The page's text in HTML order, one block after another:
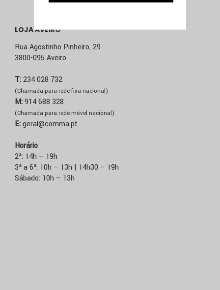
LOJA AVEIRO
Rua Agostinho Pinheiro, 29
3800-095 Aveiro
T:234 028 732
(Chamada para rede fixa nacional)
M:914 688 328
(Chamada para rede móvel nacional)
E:geral@comma.pt
Horário
2ª: 14h – 19h
3ª a 6ª: 10h – 13h | 14h30 – 19h
Sábado: 10h – 13h